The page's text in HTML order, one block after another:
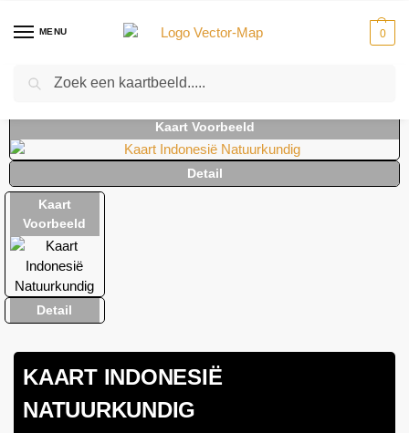
MENU 0
Home Kaarten - Landkaarten
KAART INDONESIË
NATUURKUNDIG